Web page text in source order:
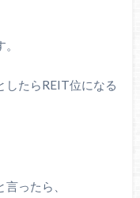
したらREIT位になる
ったら、